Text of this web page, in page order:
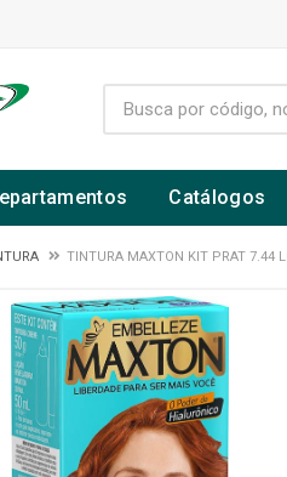
Catálogos
TINTURA MAXTON KIT PRAT 7.44